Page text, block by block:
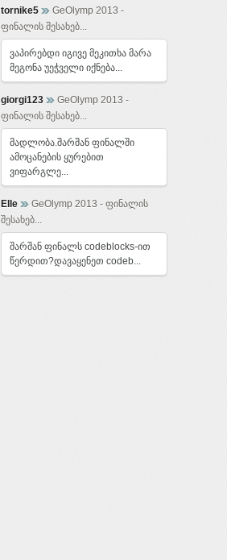
tornike5
GeOlymp 2013 -
ფინალის შესახებ...
ვაპირებდი იგივე მეკითხა მარა
მეგონა უეჭველი იქნება...
giorgi123
GeOlymp 2013 -
ფინალის შესახებ...
მადლობა.შარშან ფინალში
ამოცანების ყურებით
ვიფარგლე...
Elle
GeOlymp 2013 - ფინალის
შესახებ...
შარშან ფინალს codeblocks-ით
წერდით?დავაყენეთ codeb...